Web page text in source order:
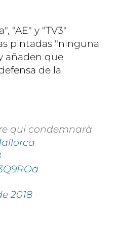
"AE" y "TV3"
pintadas "ninguna
añaden que
de la
qui condemnarà
2018